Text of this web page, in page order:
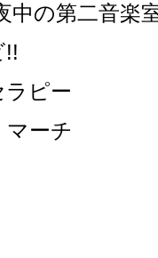
中の第二音楽
!!
ピー
ーチ